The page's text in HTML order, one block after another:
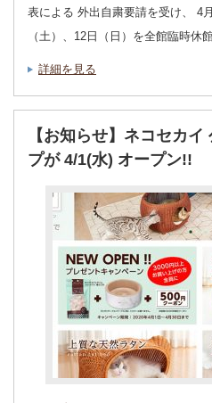
表による 外出自粛要請を受け、 4
（土）、12日（日）を全館臨時休
詳細を見る
【お知らせ】ネコセカ
プが 4/1(水) オープン!!